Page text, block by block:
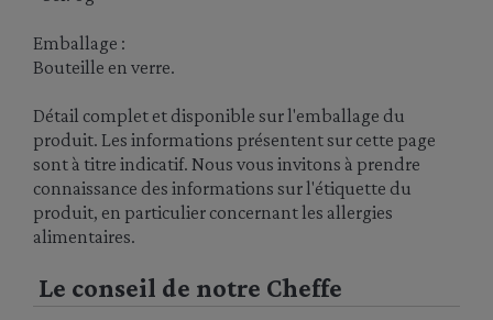
Emballage :
Bouteille en verre.
Détail complet et disponible sur l'emballage du
produit. Les informations présentent sur cette page
sont à titre indicatif. Nous vous invitons à prendre
connaissance des informations sur l'étiquette du
produit, en particulier concernant les allergies
alimentaires.
Le conseil de notre Cheffe